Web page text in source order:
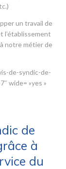
un travail de
l’établissement
notre métier de
de-syndic-de-
wide= »yes »
de
à
du